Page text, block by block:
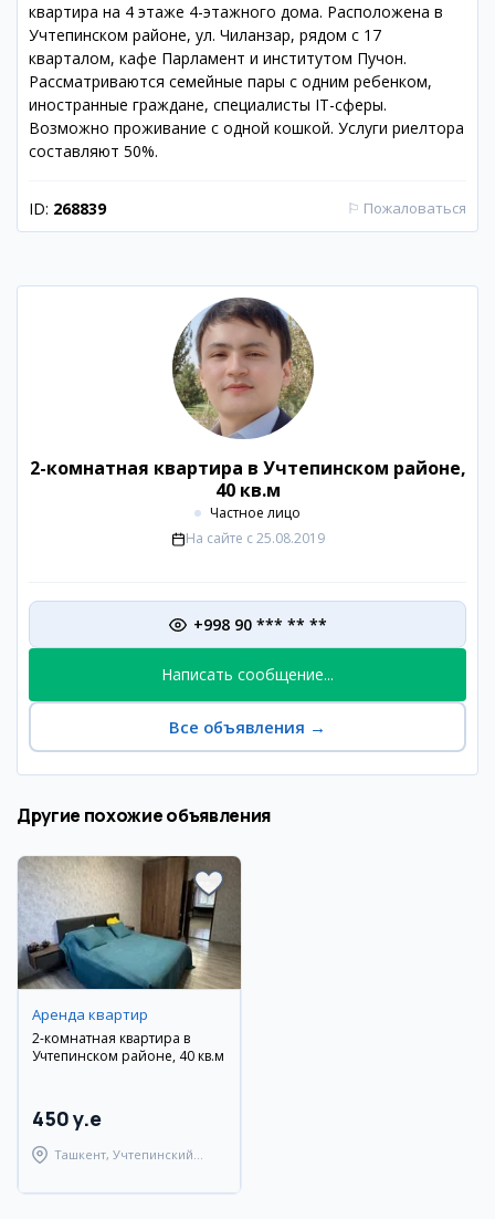
квартира на 4 этаже 4-этажного дома. Расположена в
Учтепинском районе, ул. Чиланзар, рядом с 17
кварталом, кафе Парламент и институтом Пучон.
Рассматриваются семейные пары с одним ребенком,
иностранные граждане, специалисты IT-сферы.
Возможно проживание с одной кошкой. Услуги риелтора
составляют 50%.
ID: 268839 ⚐ Пожаловаться
2-комнатная квартира в Учтепинском районе,
40 кв.м
Частное лицо
На сайте с 25.08.2019
+998 90 *** ** **
Написать сообщение...
Все объявления →
Другие похожие объявления
Аренда квартир
2-комнатная квартира в
Учтепинском районе, 40 кв.м
450 y.e
Ташкент, Учтепинский